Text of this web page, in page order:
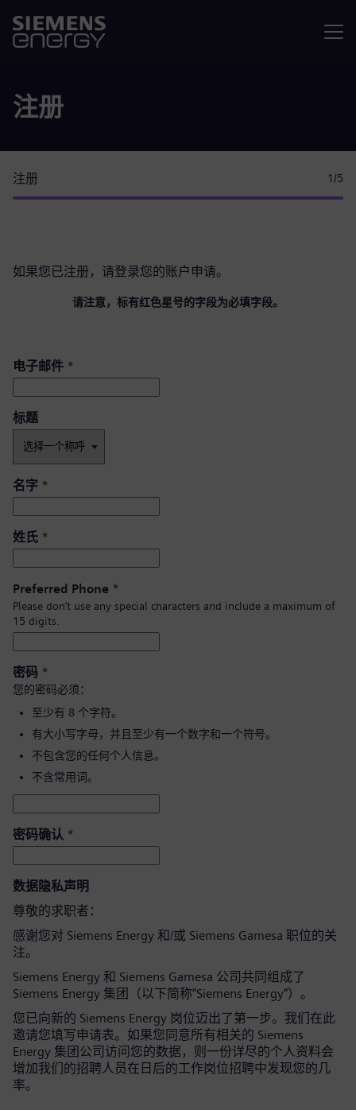
注册
注册 1 /5
如果您已注册，请登录您的账户 申请。
请注意，标有红色星号的字段为必填字段。
电子邮件 *
标题
名字 *
姓氏 *
Preferred Phone *
Please don’t use any special characters and include a maximum of
15 digits.
密码 *
您的密码必须：
至少有 8 个字符。
有大小写字母，并且至少有一个数字和一个符号。
不包含您的任何个人信息。
不含常用词。
密码确认 *
数据隐私声明
尊敬的求职者：
感谢您对 Siemens Energy 和/或 Siemens Gamesa 职位的关
注。
Siemens Energy 和 Siemens Gamesa 公司共同组成了
Siemens Energy 集团（以下简称“Siemens Energy”）。
您已向新的 Siemens Energy 岗位迈出了第一步。我们在此
邀请您填写申请表。如果您同意所有相关的 Siemens
Energy 集团公司访问您的数据，则一份详尽的个人资料会
增加我们的招聘人员在日后的工作岗位招聘中发现您的几
率。